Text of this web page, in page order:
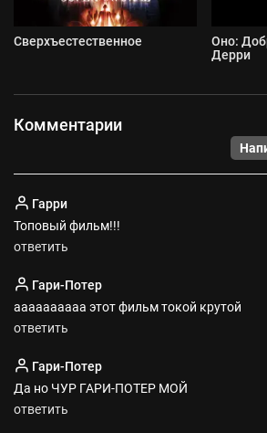
Сверхъестественное
Оно:
Дерри
Комментарии
Гарри
Топовый фильм!!!
ответить
Гари-Потер
аааааааааа этот фильм токой крутой
ответить
Гари-Потер
Да но ЧУР ГАРИ-ПОТЕР МОЙ
ответить